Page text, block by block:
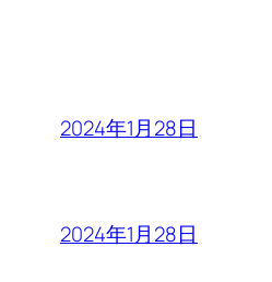
2024年1月28日
2024年1月28日